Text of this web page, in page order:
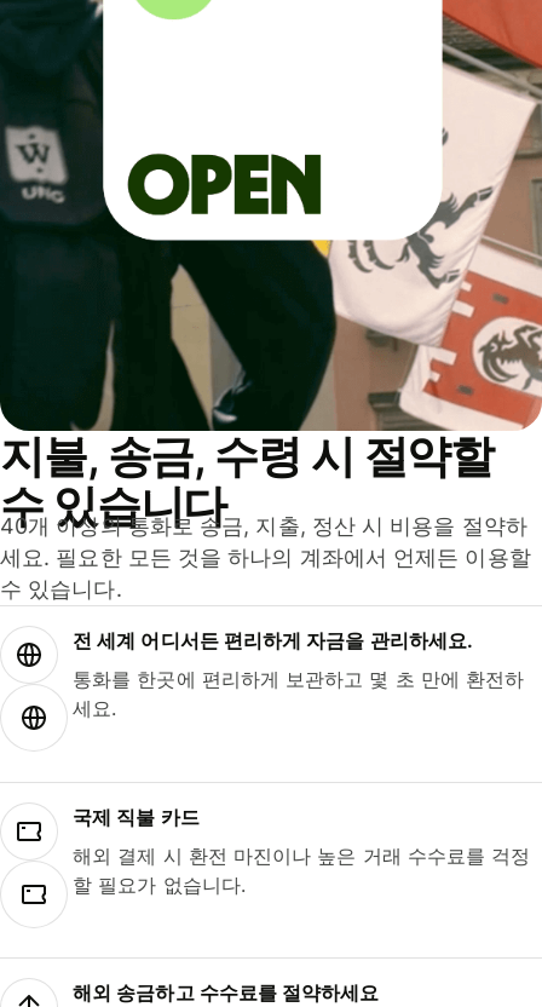
지불, 송금, 수령 시 절약할
수 있습니다
40개 이상의 통화로 송금, 지출, 정산 시 비용을 절약하
세요. 필요한 모든 것을 하나의 계좌에서 언제든 이용할
수 있습니다.
전 세계 어디서든 편리하게 자금을 관리하세요.
통화를 한곳에 편리하게 보관하고 몇 초 만에 환전하
세요.
국제 직불 카드
해외 결제 시 환전 마진이나 높은 거래 수수료를 걱정
할 필요가 없습니다.
해외 송금하고 수수료를 절약하세요